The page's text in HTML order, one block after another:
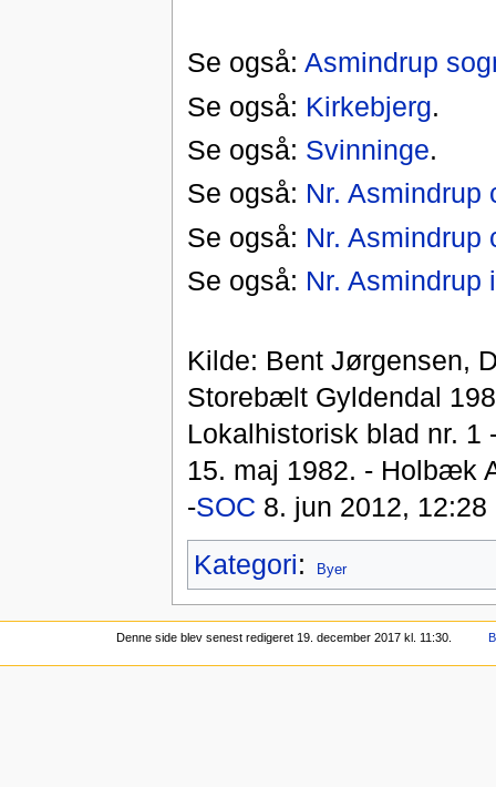
Se også: Asmindrup
Se også: Kirkebjerg.
Se også: Svinninge.
Se også: Nr. Asmindrup
Se også: Nr. Asmindrup
Se også: Nr. Asmindrup
Kilde: Bent Jørgensen,
Storebælt Gyldendal
Lokalhistorisk blad nr.
15. maj 1982. - Holbæk
-SOC 8. jun 2012, 12:28
Kategori: Byer
Denne side blev senest redigeret 19. december 2017 kl. 11:30.